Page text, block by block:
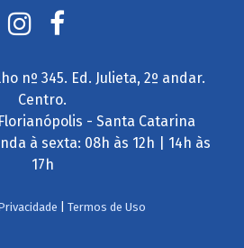
nº 345. Ed. Julieta, 2º andar.
Centro.
- Santa Catarina
à sexta: 08h às 12h | 14h às
17h
Termos de Uso